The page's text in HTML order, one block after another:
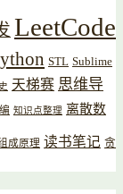
LeetCode
STL Sublime
天梯赛 思维导
知识点整理 离散数
成原理 读书笔记 贪